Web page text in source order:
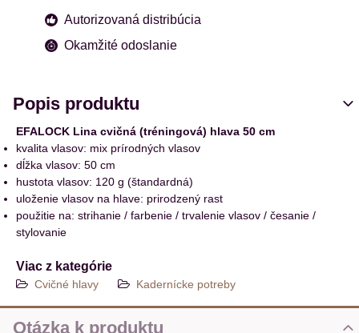
Autorizovaná distribúcia
Okamžité odoslanie
Popis produktu
EFALOCK Lina cvičná (tréningová) hlava 50 cm
kvalita vlasov: mix prírodných vlasov
dĺžka vlasov: 50 cm
hustota vlasov: 120 g (štandardná)
uloženie vlasov na hlave: prirodzený rast
použitie na: strihanie / farbenie / trvalenie vlasov / česanie /
stylovanie
Viac z kategórie
Cvičné hlavy Kadernícke potreby
Otázka k produktu